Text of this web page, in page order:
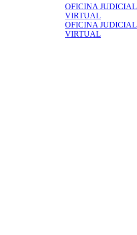
OFICINA JUDICIAL
VIRTUAL
OFICINA JUDICIAL
VIRTUAL